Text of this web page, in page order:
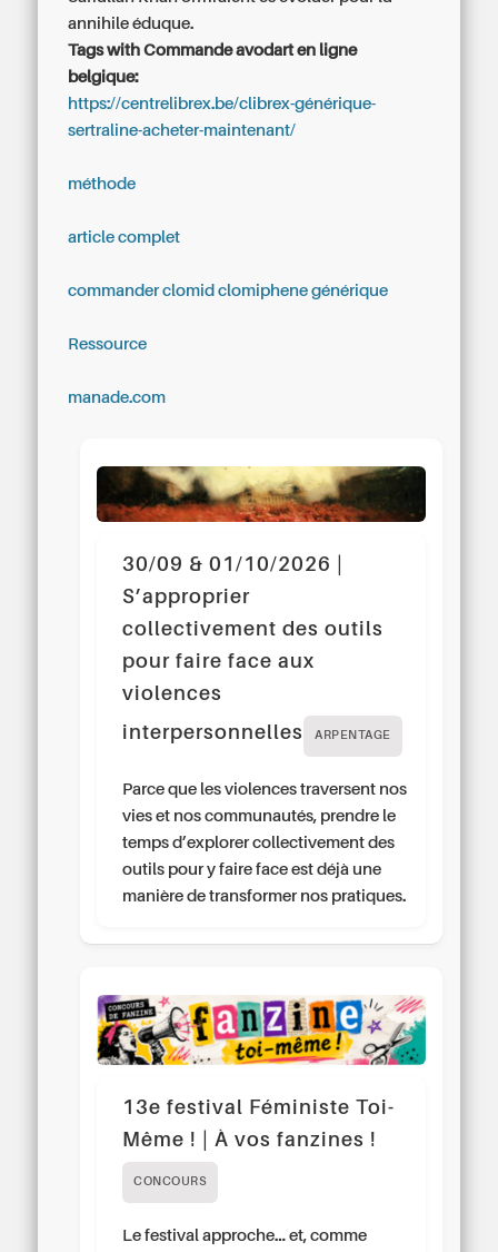
annihile éduque.
Tags with Commande avodart en ligne
belgique:
https://centrelibrex.be/clibrex-générique-
sertraline-acheter-maintenant/
méthode
article complet
commander clomid clomiphene générique
Ressource
manade.com
30/09 & 01/10/2026 |
S’approprier
collectivement des outils
pour faire face aux
violences
interpersonnelles
ARPENTAGE
Parce que les violences traversent nos
vies et nos communautés, prendre le
temps d’explorer collectivement des
outils pour y faire face est déjà une
manière de transformer nos pratiques.
13e festival Féministe Toi-
Même ! | À vos fanzines !
CONCOURS
Le festival approche… et, comme